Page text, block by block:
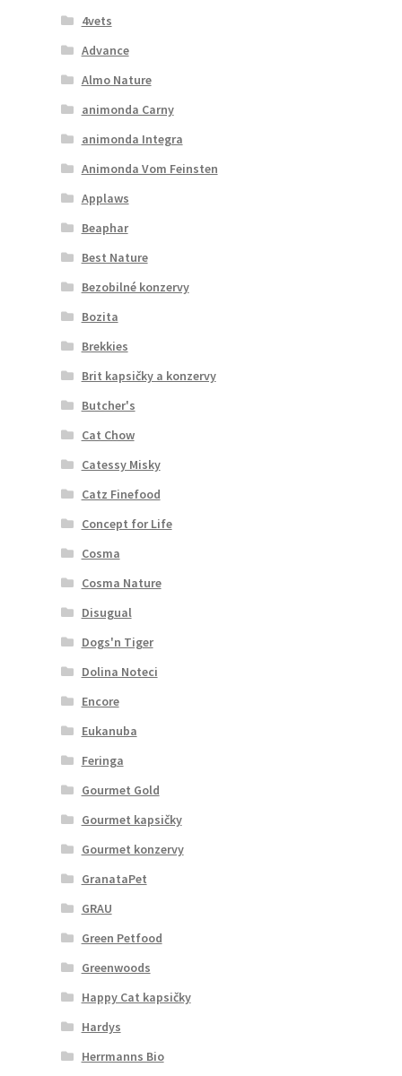
4vets
Advance
Almo Nature
animonda Carny
animonda Integra
Animonda Vom Feinsten
Applaws
Beaphar
Best Nature
Bezobilné konzervy
Bozita
Brekkies
Brit kapsičky a konzervy
Butcher's
Cat Chow
Catessy Misky
Catz Finefood
Concept for Life
Cosma
Cosma Nature
Disugual
Dogs'n Tiger
Dolina Noteci
Encore
Eukanuba
Feringa
Gourmet Gold
Gourmet kapsičky
Gourmet konzervy
GranataPet
GRAU
Green Petfood
Greenwoods
Happy Cat kapsičky
Hardys
Herrmanns Bio